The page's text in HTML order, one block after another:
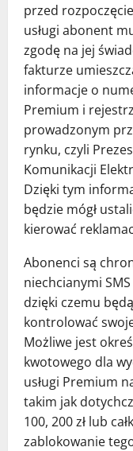
przed
usługi abonent
zgodę na jej
fakturze
informacje o
Premium i
prowadzonym
rynku, czyli
Komunikacji
Dzięki tym
będzie mógł
kierować
Abonenci są
niechcianymi
dzięki czemu
kontrolować
Możliwe jest
kwotowego dla
usługi Premium
takim jak
100, 200 zł lub
zablokowanie